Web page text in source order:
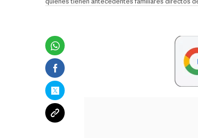
quienes tienen antecedentes familiares directos